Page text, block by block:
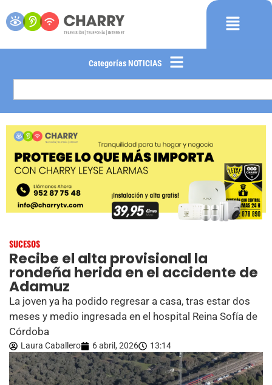
Categorías NOTICIAS
SUCESOS
Recibe el alta provisional la
rondeña herida en el accidente de
Adamuz
La joven ya ha podido regresar a casa, tras estar dos
meses y medio ingresada en el hospital Reina Sofía de
Córdoba
Laura Caballero 6 abril, 2026 13:14